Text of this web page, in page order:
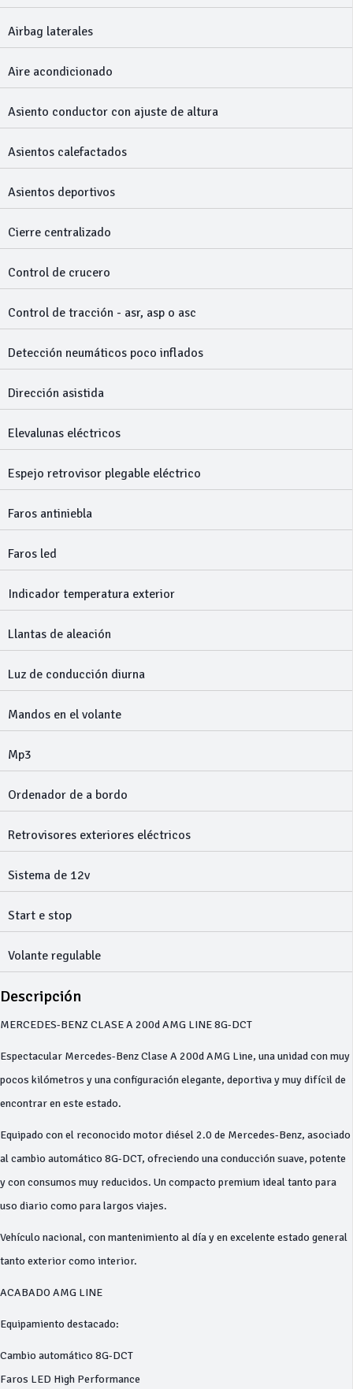
Airbag laterales
Aire acondicionado
Asiento conductor con ajuste de altura
Asientos calefactados
Asientos deportivos
Cierre centralizado
Control de crucero
Control de tracción - asr, asp o asc
Detección neumáticos poco inflados
Dirección asistida
Elevalunas eléctricos
Espejo retrovisor plegable eléctrico
Faros antiniebla
Faros led
Indicador temperatura exterior
Llantas de aleación
Luz de conducción diurna
Mandos en el volante
Mp3
Ordenador de a bordo
Retrovisores exteriores eléctricos
Sistema de 12v
Start e stop
Volante regulable
Descripción
MERCEDES-BENZ CLASE A 200d AMG LINE 8G-DCT
Espectacular Mercedes-Benz Clase A 200d AMG Line, una unidad con muy
pocos kilómetros y una configuración elegante, deportiva y muy difícil de
encontrar en este estado.
Equipado con el reconocido motor diésel 2.0 de Mercedes-Benz, asociado
al cambio automático 8G-DCT, ofreciendo una conducción suave, potente
y con consumos muy reducidos. Un compacto premium ideal tanto para
uso diario como para largos viajes.
Vehículo nacional, con mantenimiento al día y en excelente estado general
tanto exterior como interior.
ACABADO AMG LINE
Equipamiento destacado:
Cambio automático 8G-DCT
Faros LED High Performance